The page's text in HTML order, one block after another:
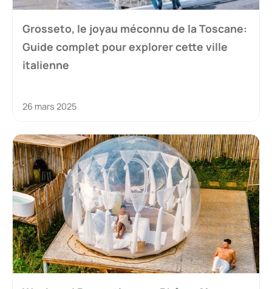
Grosseto, le joyau méconnu de la Toscane:
Guide complet pour explorer cette ville
italienne
26 mars 2025